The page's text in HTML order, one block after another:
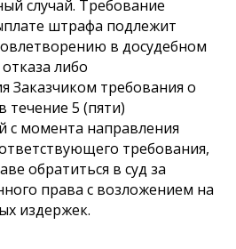
случай. Требование
штрафа подлежит
в досудебном
либо
Заказчиком требования о
5 (пяти)
с момента направления
требования,
обратиться в суд за
права с возложением на
издержек.